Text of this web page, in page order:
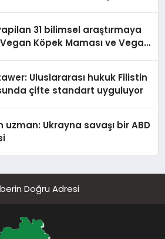
31 bilimsel araştırmaya
Köpek Maması ve Vegan
Uluslararası hukuk Filistin
çifte standart uyguluyor
uzman: Ukrayna savaşı bir ABD
Doğru Adresi